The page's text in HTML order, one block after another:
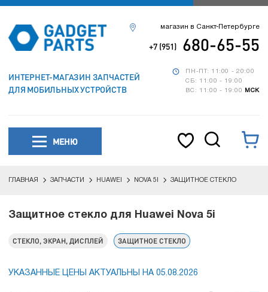
ИНТЕРНЕТ-МАГАЗИН ЗАПЧАСТЕЙ
ДЛЯ МОБИЛЬНЫХ УСТРОЙСТВ
ПН-ПТ: 11:00 - 20:00
СБ: 11:00 - 19:00
ВС: 11:00 - 19:00
МСК
магазин в Санкт-Петербурге
+7 (951) 680-65-55
МЕНЮ
ГЛАВНАЯ ЗАПЧАСТИ HUAWEI NOVA 5I ЗАЩИТНОЕ СТЕКЛО
Защитное стекло для Huawei Nova 5i
СТЕКЛО, ЭКРАН, ДИСПЛЕЙ ЗАЩИТНОЕ СТЕКЛО
УКАЗАННЫЕ ЦЕНЫ АКТУАЛЬНЫ НА 05.08.2026